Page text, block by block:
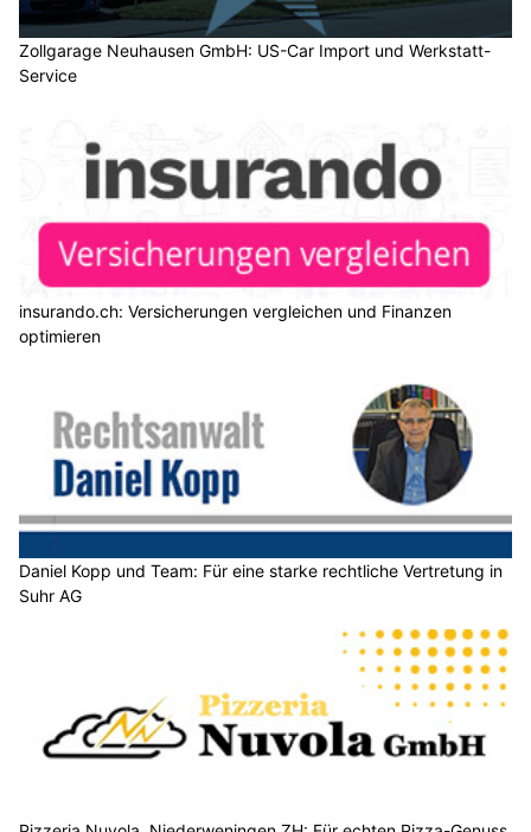
Zollgarage Neuhausen GmbH: US-Car Import und Werkstatt-
Service
insurando.ch: Versicherungen vergleichen und Finanzen
optimieren
Daniel Kopp und Team: Für eine starke rechtliche Vertretung in
Suhr AG